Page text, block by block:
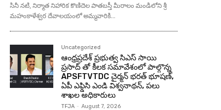
సినీ నటి, నిర్మాత నిహారిక కొణిదెల పాతబస్తీ మీరాలం మండిలోని శ్రీ
మహంకాళేశ్వర దేవాలయంలో అమ్మవారికి...
Uncategorized
ఆంధ్రప్రదేశ్ ప్రభుత్వ సిఎస్ సాయి
ప్రసాద్ తో కీలక సమావేశంలో పాల్గొన్న
APSFTVTDC చైర్మన్ భరత్ భూషణ్,
ఏపీ ఎఫ్డిసి ఎండి విశ్వనాథన్, పలు
శాఖల అధికారులు
TFJA - August 7, 2026